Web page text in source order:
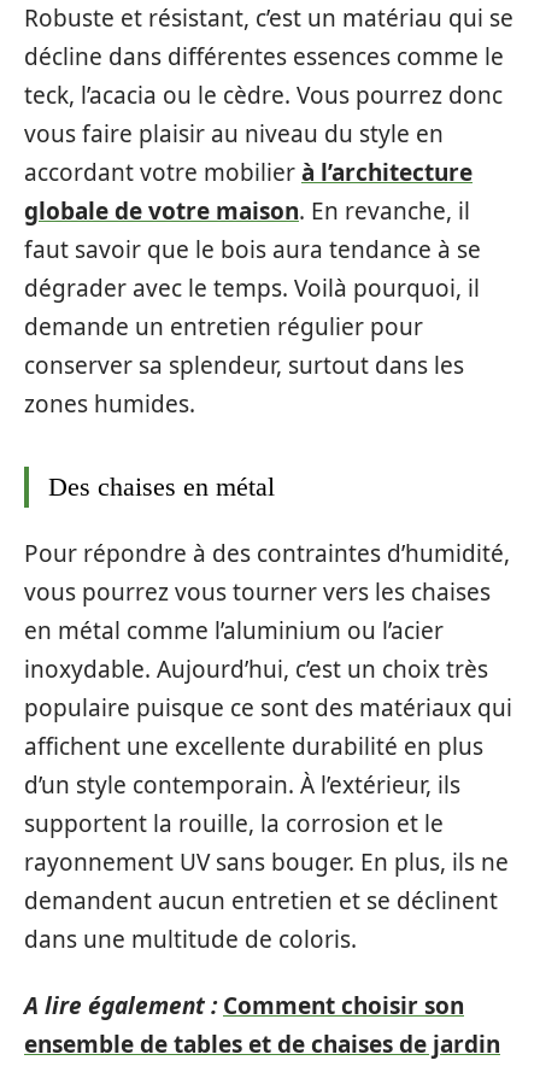
Robuste et résistant, c’est un matériau qui se
décline dans différentes essences comme le
teck, l’acacia ou le cèdre. Vous pourrez donc
vous faire plaisir au niveau du style en
accordant votre mobilierà l’architecture
globale de votre maison. En revanche, il
faut savoir que le bois aura tendance à se
dégrader avec le temps. Voilà pourquoi, il
demande un entretien régulier pour
conserver sa splendeur, surtout dans les
zones humides.
Des chaises en métal
Pour répondre à des contraintes d’humidité,
vous pourrez vous tourner vers les chaises
en métal comme l’aluminium ou l’acier
inoxydable. Aujourd’hui, c’est un choix très
populaire puisque ce sont des matériaux qui
affichent une excellente durabilité en plus
d’un style contemporain. À l’extérieur, ils
supportent la rouille, la corrosion et le
rayonnement UV sans bouger. En plus, ils ne
demandent aucun entretien et se déclinent
dans une multitude de coloris.
A lire également : Comment choisir son
ensemble de tables et de chaises de jardin